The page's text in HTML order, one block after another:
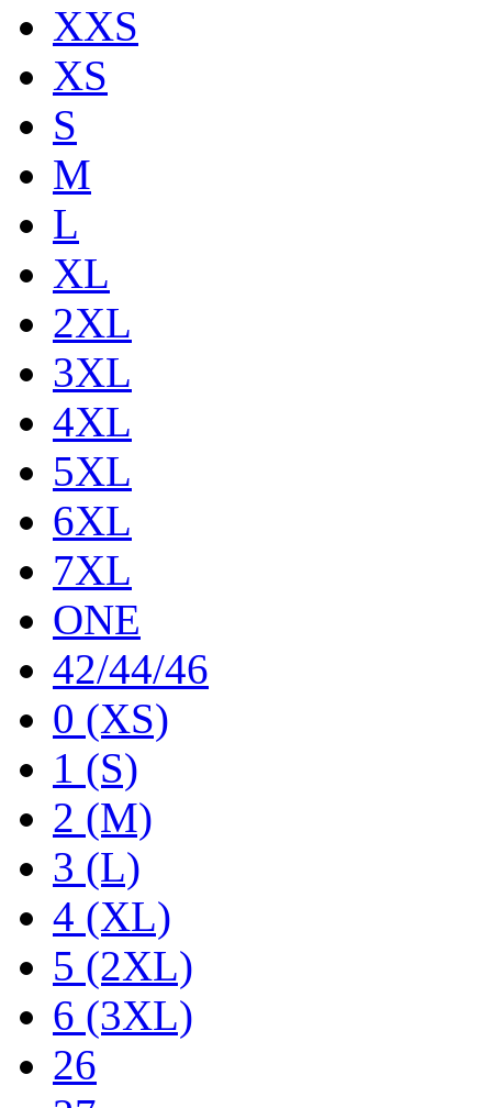
XXS
XS
S
M
L
XL
2XL
3XL
4XL
5XL
6XL
7XL
ONE
42/44/46
0 (XS)
1 (S)
2 (M)
3 (L)
4 (XL)
5 (2XL)
6 (3XL)
26